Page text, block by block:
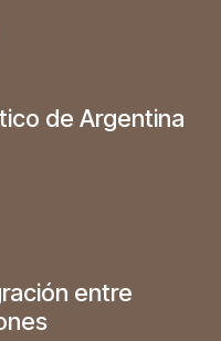
de Argentina
entre